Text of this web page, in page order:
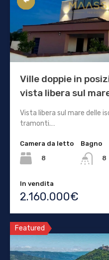
Ville doppie in
vista libera sul
Vista libera sul mare delle
tramonti.…
Camera da letto
8
Bagno
8
In vendita
2.160.000€
Featured